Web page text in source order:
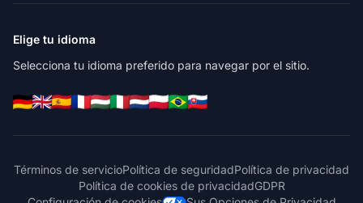
Elige tu idioma
Selecciona tu idioma preferido para navegar por el sitio.
Términos de servicioPolítica de seguridadPolítica de privacidad
Política de cookies de privacidadGDPR